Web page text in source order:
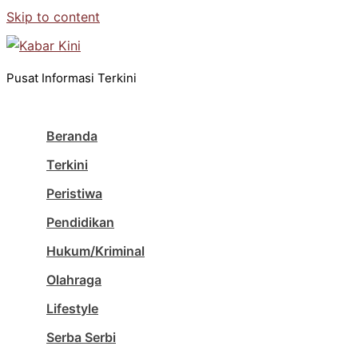
Skip to content
Pusat Informasi Terkini
Beranda
Terkini
Peristiwa
Pendidikan
Hukum/Kriminal
Olahraga
Lifestyle
Serba Serbi